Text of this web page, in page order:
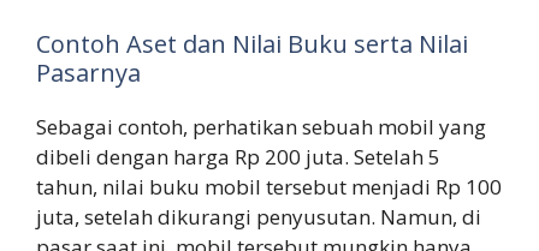
Contoh Aset dan Nilai Buku serta Nilai
Pasarnya
Sebagai contoh, perhatikan sebuah mobil yang
dibeli dengan harga Rp 200 juta. Setelah 5
tahun, nilai buku mobil tersebut menjadi Rp 100
juta, setelah dikurangi penyusutan. Namun, di